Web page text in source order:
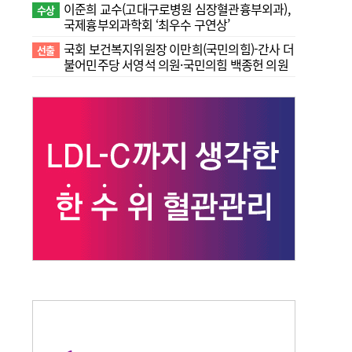
수상
이준희 교수(고대구로병원 심장혈관흉부외과),
국제흉부외과학회 ‘최우수 구연상’
선출 국회 보건복지위원장 이만희(국민의힘)-간사 더
불어민주당 서영석 의원·국민의힘 백종헌 의원